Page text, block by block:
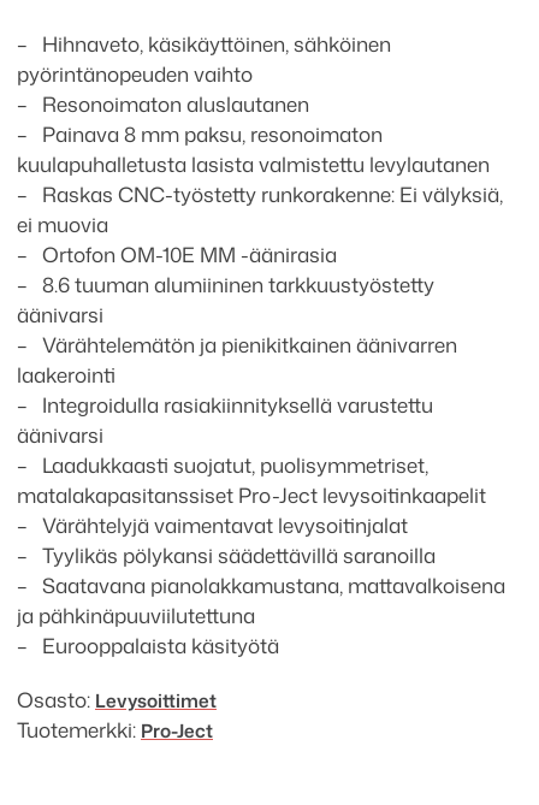
– Hihnaveto, käsikäyttöinen,sähköinen
pyörintänopeuden vaihto
– Resonoimaton aluslautanen
– Painava 8 mm paksu, resonoimaton
kuulapuhalletusta lasista valmistettu levylautanen
– Raskas CNC-työstetty runkorakenne: Ei välyksiä,
ei muovia
– Ortofon OM-10E MM -äänirasia
– 8.6 tuuman alumiininen tarkkuustyöstetty
äänivarsi
– Värähtelemätön ja pienikitkainen äänivarren
laakerointi
– Integroidulla rasiakiinnityksellä varustettu
äänivarsi
– Laadukkaasti suojatut, puolisymmetriset,
matalakapasitanssiset Pro-Ject levysoitinkaapelit
– Värähtelyjä vaimentavat levysoitinjalat
– Tyylikäs pölykansi säädettävillä saranoilla
– Saatavana pianolakkamustana, mattavalkoisena
ja pähkinäpuuviilutettuna
– Eurooppalaista käsityötä
Osasto: Levysoittimet
Tuotemerkki: Pro-Ject